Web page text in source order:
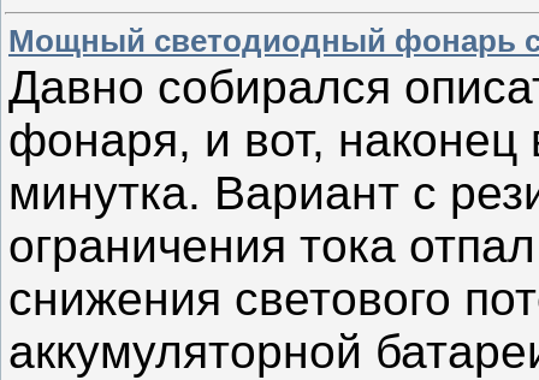
Мощный светодиодный фонарь
Давно собирался
фонаря, и вот,
минутка. Вариант с
ограничения тока
снижения светового
аккумуляторной